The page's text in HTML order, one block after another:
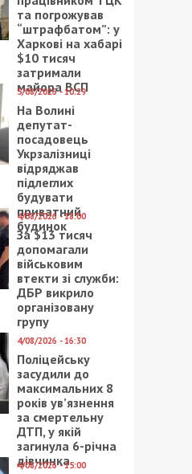
та погрожував
“штрафбатом”: у
Харкові на хабарі
$10 тисяч
затримали
майора ВСП
5/08/2026 - 10:29
На Волині
депутат-
посадовець
Укрзалізниці
відряджав
підлеглих
будувати
приватний
будинок
4/08/2026 - 18:00
За $13 тисяч
допомагали
військовим
втекти зі служби:
ДБР викрило
організовану
групу
4/08/2026 - 16:30
Поліцейську
засудили до
максимальних 8
років ув’язнення
за смертельну
ДТП, у якій
загинула 6-річна
дівчинка
4/08/2026 - 15:00